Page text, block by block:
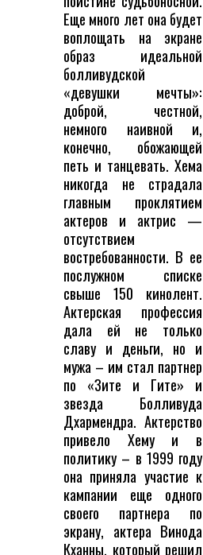
Еще много лет она будет
воплощать на экране
образ идеальной
болливудской
«девушки мечты»:
доброй, честной,
немного наивной и,
конечно, обожающей
петь и танцевать. Хема
никогда не страдала
главным проклятием
актеров и актрис —
отсутствием
востребованности. В ее
послужном списке
свыше 150 кинолент.
Актерская профессия
дала ей не только
славу и деньги, но и
мужа – им стал партнер
по «Зите и Гите» и
звезда Болливуда
Дхармендра. Актерство
привело Хему и в
политику – в 1999 году
она приняла участие к
кампании еще одного
своего партнера по
экрану, актера Винода
Кханны, который решил